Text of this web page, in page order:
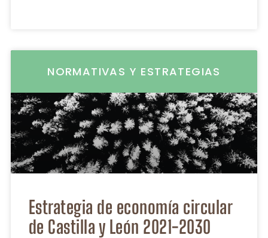
NORMATIVAS Y ESTRATEGIAS
Estrategia de economía circular
de Castilla y León 2021-2030